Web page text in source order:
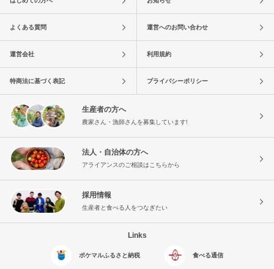
よくある質問 運営へのお問い合わせ
運営会社 利用規約
特商法に基づく表記 プライバシーポリシー
生産者の方へ
農家さん・漁師さんを募集しています!
法人・自治体の方へ
アライアンスのご相談はこちらから
採用情報
生産者と食べる人をつなぎたい
Links
ポケマルふるさと納税 食べる通信